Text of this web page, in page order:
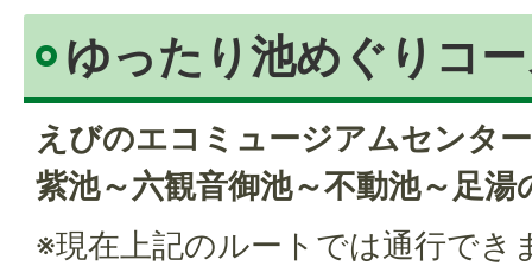
ゆったり池めぐりコ
えびのエコミュージアムセンタ
紫池～六観音御池～不動池～足
※現在上記のルートでは通行でき